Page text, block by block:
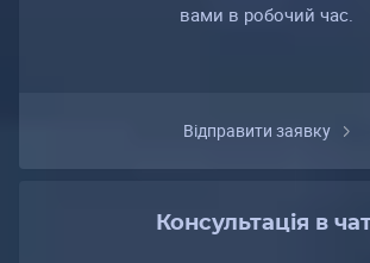
вами в робочий час.
Відправити заявку
Консультація в